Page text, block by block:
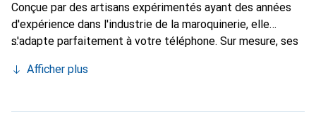
Conçue par des artisans expérimentés ayant des années
d'expérience dans l'industrie de la maroquinerie, elle
s'adapte parfaitement à votre téléphone. Sur mesure, ses
peau. Elle devient l'accessoire chic et indispensable pour
ses produits de haute qualité, la marque Noreve est un
Afficher plus